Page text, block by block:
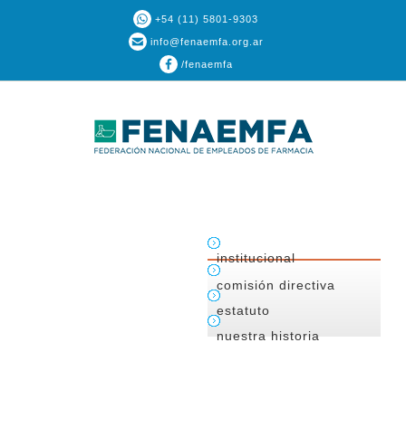
+54 (11) 5801-9303
info@fenaemfa.org.ar
/fenaemfa
institucional
comisión directiva
estatuto
nuestra historia